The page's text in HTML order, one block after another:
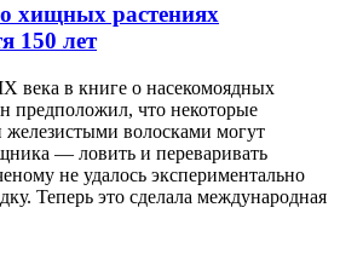
хищных растениях
150 лет
века в книге о насекомоядных
предположил, что некоторые
волосками могут
— ловить и переваривать
не удалось экспериментально
Теперь это сделала международная